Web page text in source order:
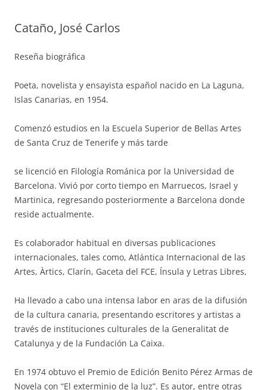
Cataño, José Carlos
Reseña biográfica
Poeta, novelista y ensayista español nacido en La Laguna,
Islas Canarias, en 1954.
Comenzó estudios en la Escuela Superior de Bellas Artes
de Santa Cruz de Tenerife y más tarde
se licenció en Filología Románica por la Universidad de
Barcelona. Vivió por corto tiempo en Marruecos, Israel y
Martinica, regresando posteriormente a Barcelona donde
reside actualmente.
Es colaborador habitual en diversas publicaciones
internacionales, tales como, Atlántica Internacional de las
Artes, Àrtics, Clarín, Gaceta del FCE, Ínsula y Letras Libres,
Ha llevado a cabo una intensa labor en aras de la difusión
de la cultura canaria, presentando escritores y artistas a
través de instituciones culturales de la Generalitat de
Catalunya y de la Fundación La Caixa.
En 1974 obtuvo el Premio de Edición Benito Pérez Armas de
Novela con “El exterminio de la luz”. Es autor, entre otras